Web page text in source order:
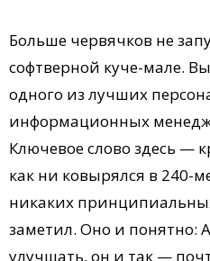
Больше червячков не
софтверной куче-мале.
одного из лучших
информационных
Ключевое слово здесь —
как ни ковырялся в 240-
никаких
заметил. Оно и понятно:
улучшать, он и так —